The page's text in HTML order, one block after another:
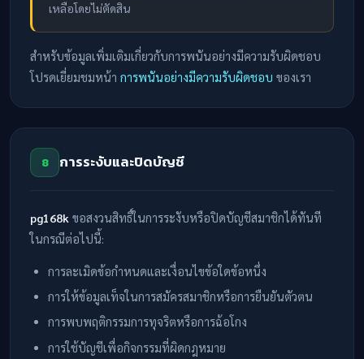
เหลือโดยไม่ตัดสิน
สำหรับข้อมูลเพิ่มเติมเกี่ยวกับการพนันอย่างมีความรับผิดชอบ
โปรดเยี่ยมชมหน้า การพนันอย่างมีความรับผิดชอบ ของเรา
8 การระงับและปิดบัญชี
pg168k ขอสงวนสิทธิ์ในการระงับหรือปิดบัญชีสมาชิกได้ทันที
ในกรณีต่อไปนี้:
การละเมิดข้อกำหนดและเงื่อนไขข้อใดข้อหนึ่ง
การให้ข้อมูลเท็จในการสมัครสมาชิกหรือการยืนยันตัวตน
การพบพฤติกรรมการทุจริตหรือการฉ้อโกง
การใช้บัญชีเพื่อกิจกรรมที่ผิดกฎหมาย